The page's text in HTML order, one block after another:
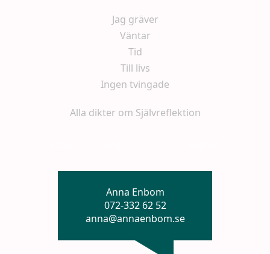
Jag gräver
Väntar
Tid
Till livs
Ingen tvingade
Alla dikter om Självreflektion
Anna Enbom
072-332 62 52
anna@annaenbom.se